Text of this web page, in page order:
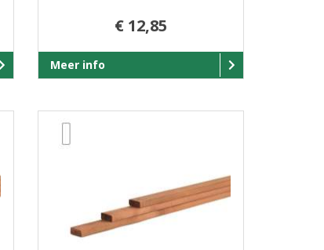
€ 12,85
Meer info